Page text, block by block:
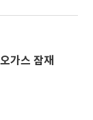
가스 잠재